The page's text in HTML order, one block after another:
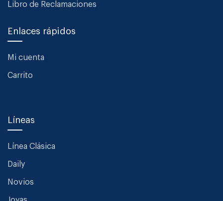
Libro de Reclamaciones
Enlaces rápidos
Mi cuenta
Carrito
Líneas
Línea Clásica
Daily
Novios